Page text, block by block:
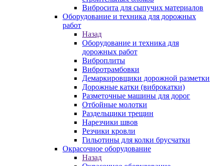
Вибросита для сыпучих материалов
Оборудование и техника для дорожных
работ
Назад
Оборудование и техника для
дорожных работ
Виброплиты
Вибротрамбовки
Демаркировщики дорожной разметки
Дорожные катки (виброкатки)
Разметочные машины для дорог
Отбойные молотки
Раздельщики трещин
Нарезчики швов
Резчики кровли
Гильотины для колки брусчатки
Окрасочное оборудование
Назад